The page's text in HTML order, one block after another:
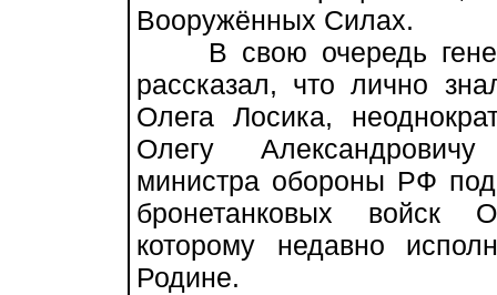
Вооружённых Силах.
В свою очередь
рассказал, что лично
Олега Лосика,
Олегу
министра обороны РФ
бронетанковых войск
которому недавно
Родине.